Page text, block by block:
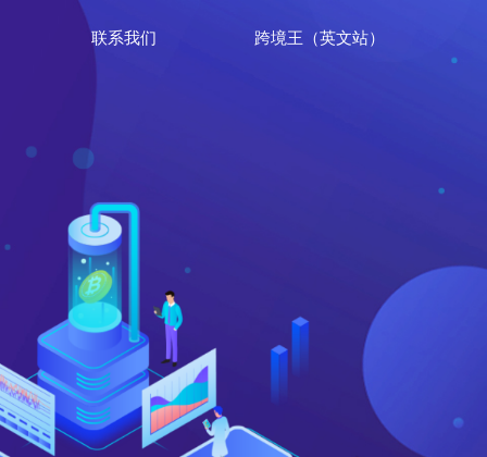
联系我们 跨境王（英文站）